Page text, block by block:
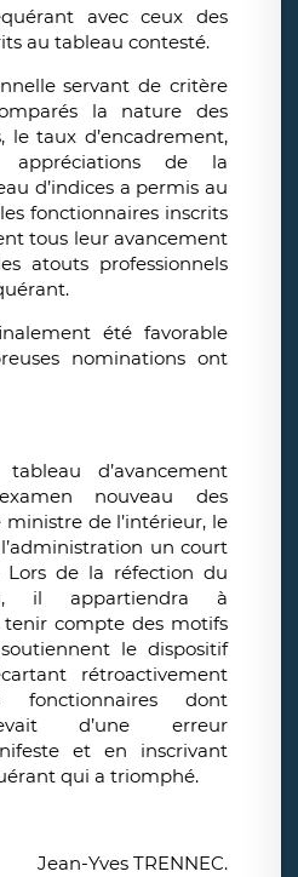
avec ceux des
au tableau contesté.
servant de critère
la nature des
le taux d’encadrement,
de la
d’indices a permis au
fonctionnaires inscrits
tous leur avancement
atouts professionnels
été favorable
nominations ont
tableau d’avancement
nouveau des
de l’intérieur, le
un court
Lors de la réfection du
il appartiendra à
tenir compte des motifs
le dispositif
rétroactivement
dont
d’une erreur
et en inscrivant
qui a triomphé.
Jean-Yves TRENNEC.